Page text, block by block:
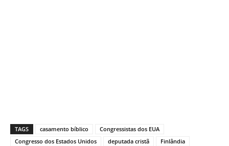
TAGS casamento bíblico
Congressistas dos EUA
Congresso dos Estados Unidos
deputada cristã
Finlândia